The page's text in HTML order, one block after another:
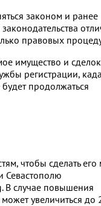
законом и ранее
правовых
имущество и
регистрации,
продолжаться
чтобы сделать его
Севастополю
В случае повышения
увеличиться до